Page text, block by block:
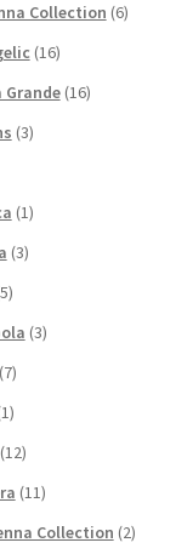
Collection (6)
(16)
Grande (16)
(3)
(1)
(3)
(3)
(7)
(12)
(11)
Collection (2)